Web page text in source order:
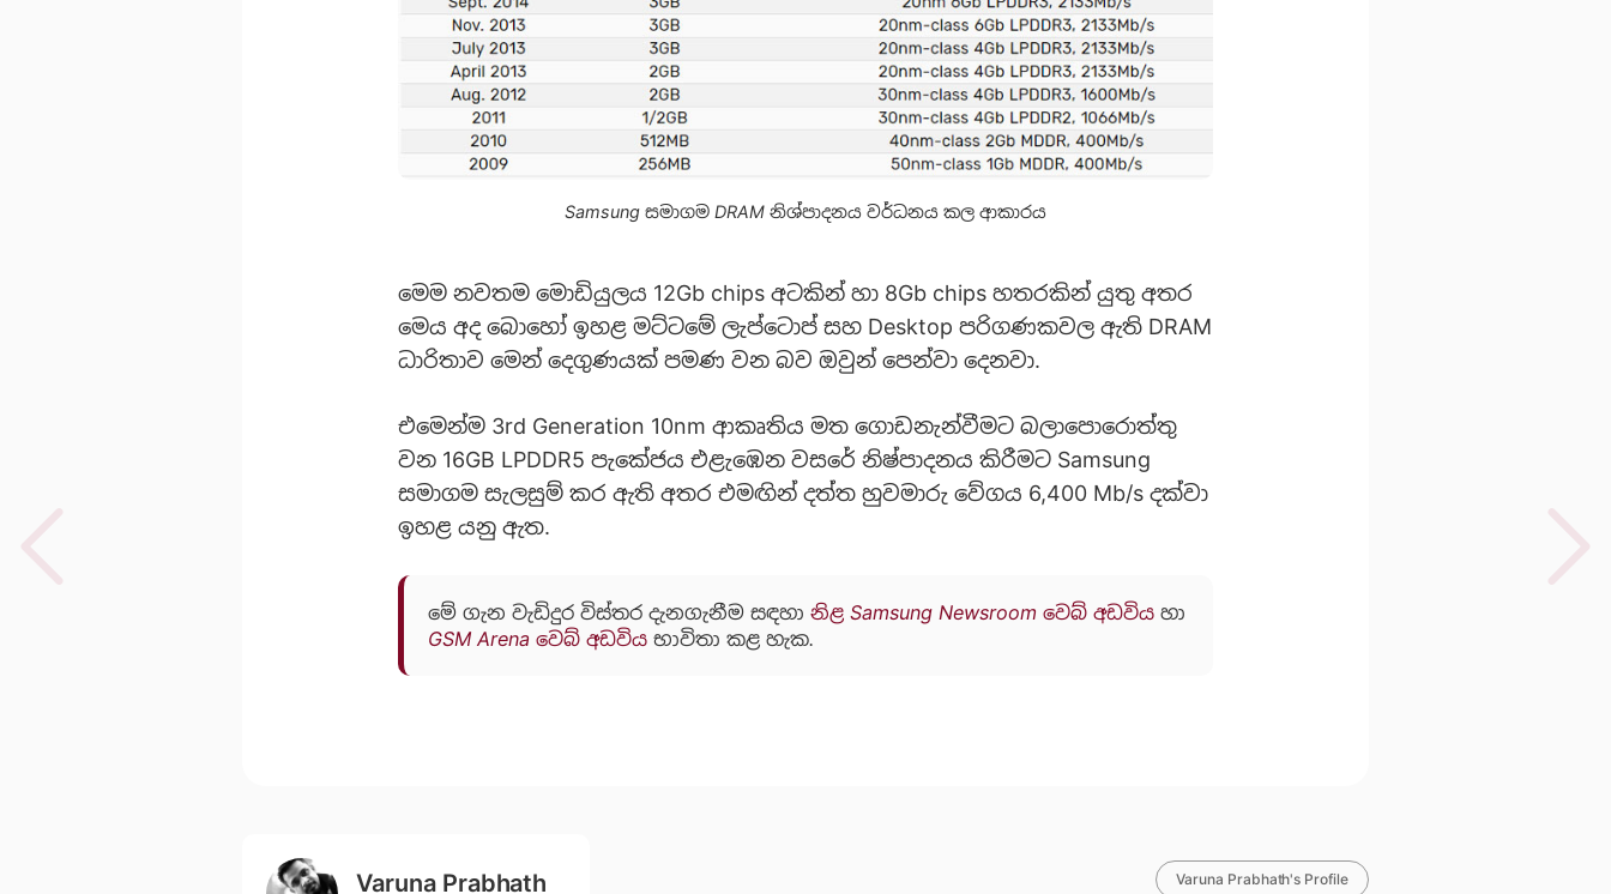
Samsung සමාගම DRAM නිශ්පාදනය වර්ධනය කල ආකාරය
මෙම නවතම මොඩියුලය 12Gb chips අටකින් හා 8Gb chips හතරකින් යුතු අතර
මෙය අද බොහෝ ඉහළ මට්ටමේ ලැප්ටොප් සහ Desktop පරිගණකවල ඇති DRAM
ධාරිතාව මෙන් දෙගුණයක් පමණ වන බව ඔවුන් පෙන්වා දෙනවා.
එමෙන්ම 3rd Generation 10nm ආකෘතිය මත ගොඩනැන්වීමට බලාපොරොත්තු
වන 16GB LPDDR5 පැකේජය එළැඹෙන වසරේ නිෂ්පාදනය කිරීමට Samsung
සමාගම සැලසුම් කර ඇති අතර එමඟින් දත්ත හුවමාරු වේගය 6,400 Mb/s දක්වා
ඉහළ යනු ඇත.
මේ ගැන වැඩිදුර විස්තර දැනගැනීම සඳහා නිළ Samsung Newsroom වෙබ් අඩවිය හා
GSM Arena වෙබ් අඩවිය භාවිතා කළ හැක.
Varuna Prabhath Varuna Prabhath's Profile